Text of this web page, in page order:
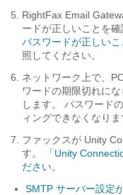
RightFax Email
ードが正しいことを確
パスワードが正しい
照してください。
ネットワーク上で、
ワードの期限切れに
します。 パスワード
ィングできなくなりま
ファックスが Unity
す。
「Unity
ださい。
SMTP サーバー設定